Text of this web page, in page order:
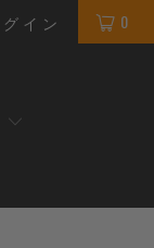
イン 0